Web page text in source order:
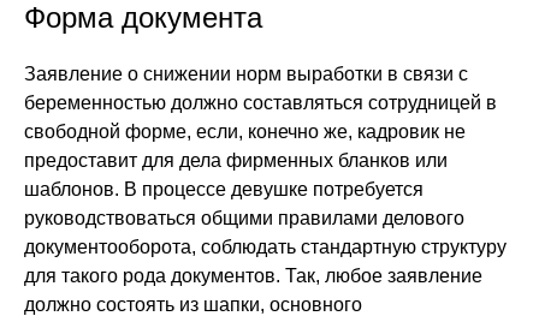
Форма документа
Заявление о снижении норм выработки в связи с
беременностью должно составляться сотрудницей в
свободной форме, если, конечно же, кадровик не
предоставит для дела фирменных бланков или
шаблонов. В процессе девушке потребуется
руководствоваться общими правилами делового
документооборота, соблюдать стандартную структуру
для такого рода документов. Так, любое заявление
должно состоять из шапки, основного